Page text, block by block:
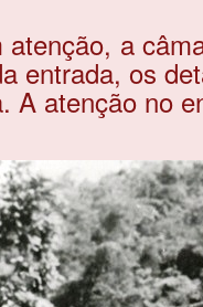
atenção, a
entrada, os
A atenção no